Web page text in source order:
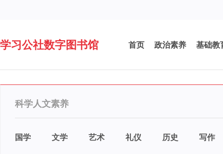
学习公社数字图书馆 首页 政治素养 基础教
科学人文素养
国学 文学 艺术 礼仪 历史 写作